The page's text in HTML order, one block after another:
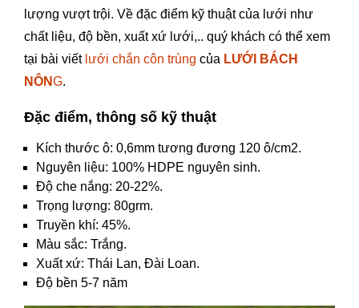
lượng vượt trội. Về đặc điểm kỹ thuật của lưới như
chất liệu, độ bền, xuất xứ lưới,.. quý khách có thể xem
tại bài viết lưới chắn côn trùng của LƯỚI BÁCH
NÔNG.
Đặc điểm, thông số kỹ thuật
Kích thước ô: 0,6mm tương đương 120 ô/cm2.
Nguyên liệu: 100% HDPE nguyên sinh.
Độ che nắng: 20-22%.
Trọng lượng: 80grm.
Truyền khí: 45%.
Màu sắc: Trắng.
Xuất xứ: Thái Lan, Đài Loan.
Độ bền 5-7 năm